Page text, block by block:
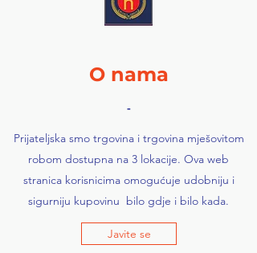
O nama
-
Prijateljska smo trgovina i trgovina mješovitom
robom dostupna na 3 lokacije. Ova web
stranica korisnicima omogućuje udobniju i
sigurniju kupovinu bilo gdje i bilo kada.
Javite se